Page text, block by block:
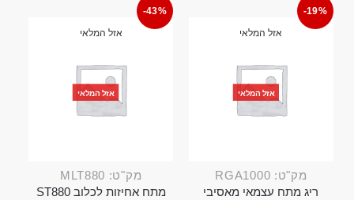
-19%
אזל המלאי
אזל המלאי
מק"ט: RGA1000
ריג מתח עצמאי מאסיבי
-43%
אזל המלאי
אזל המלאי
מק"ט: MLT880
מתח אחיזות לכלוב ST880